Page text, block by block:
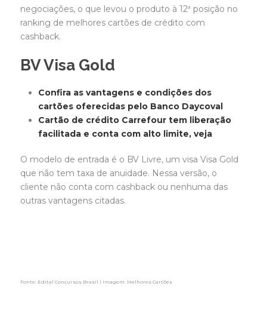
negociações, o que levou o produto à 12ª posição no
ranking de melhores cartões de crédito com
cashback.
BV Visa Gold
Confira as vantagens e condições dos
cartões oferecidas pelo Banco Daycoval
Cartão de crédito Carrefour tem liberação
facilitada e conta com alto limite, veja
O modelo de entrada é o BV Livre, um visa Visa Gold
que não tem taxa de anuidade. Nessa versão, o
cliente não conta com cashback ou nenhuma das
outras vantagens citadas.
Fonte: Edital Concursos Brasil | Imagem: Melhores Cartões